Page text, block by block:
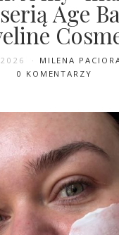
2026
MILENA
0 KOMENTARZY
to dziś
„clean girl
Age
MILENA
0 KOMENTARZY